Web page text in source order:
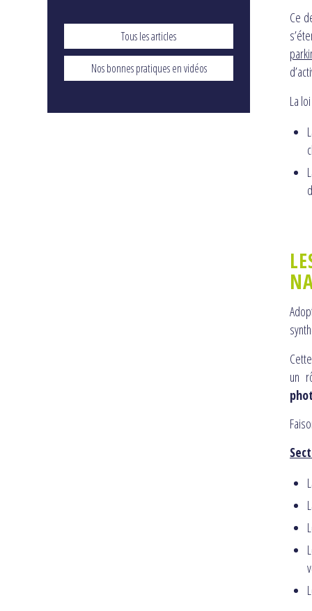
Ce
La
un
Tous les articles
Nos bonnes pratiques en vidéos